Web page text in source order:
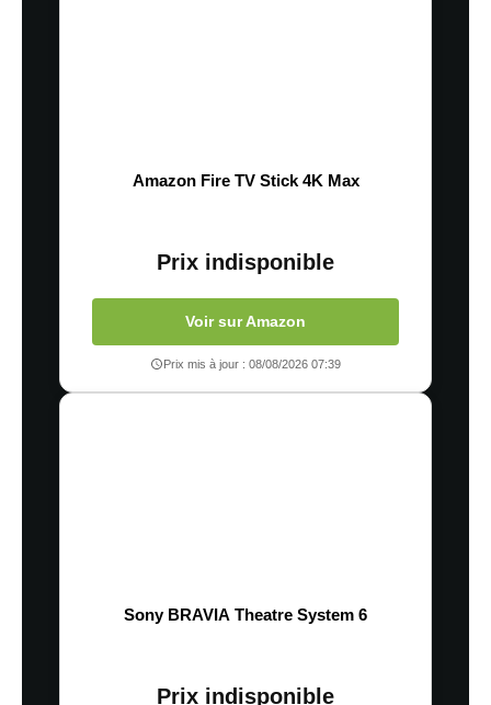
Amazon Fire TV Stick 4K Max
Prix indisponible
Voir sur Amazon
Prix mis à jour : 08/08/2026 07:39
Sony BRAVIA Theatre System 6
Prix indisponible